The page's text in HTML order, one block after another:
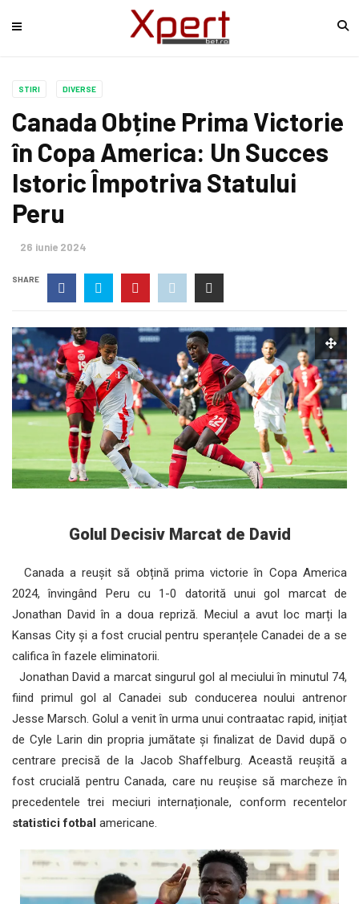
STIRI DIVERSE
Canada Obține Prima Victorie
în Copa America: Un Succes
Istoric Împotriva Statului
Peru
26 iunie 2024
SHARE
Golul Decisiv Marcat de David
Canada a reușit să obțină prima victorie în Copa America
2024, învingând Peru cu 1-0 datorită unui gol marcat de
Jonathan David în a doua repriză. Meciul a avut loc marți la
Kansas City și a fost crucial pentru speranțele Canadei de a se
califica în fazele eliminatorii.
Jonathan David a marcat singurul gol al meciului în minutul 74,
fiind primul gol al Canadei sub conducerea noului antrenor
Jesse Marsch. Golul a venit în urma unui contraatac rapid, inițiat
de Cyle Larin din propria jumătate și finalizat de David după o
centrare precisă de la Jacob Shaffelburg. Această reușită a
fost crucială pentru Canada, care nu reușise să marcheze în
precedentele trei meciuri internaționale, conform recentelor
statistici fotbal americane.